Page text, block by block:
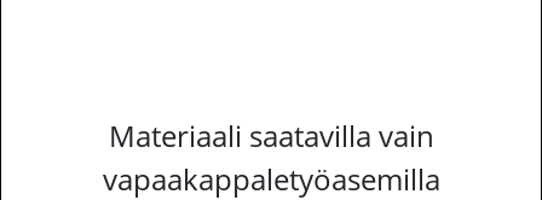
Materiaali saatavilla vain
vapaakappaletyöasemilla